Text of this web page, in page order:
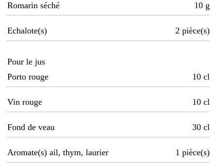
Romarin séché 10 g
Echalote(s) 2 pièce(s)
Pour le jus
Porto rouge
10 cl
Vin rouge 10 cl
Fond de veau 30 cl
Aromate(s) ail, thym, laurier 1 pièce(s)